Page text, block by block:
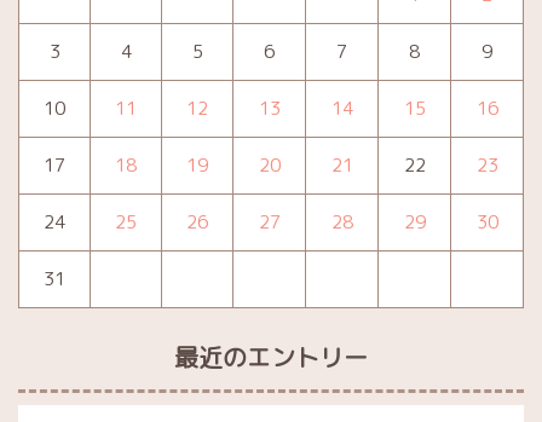
3 4 5 6 7 8 9
10 11 12 13 14 15 16
17 18 19 20 21 22 23
24 25 26 27 28 29 30
31
最近のエントリー